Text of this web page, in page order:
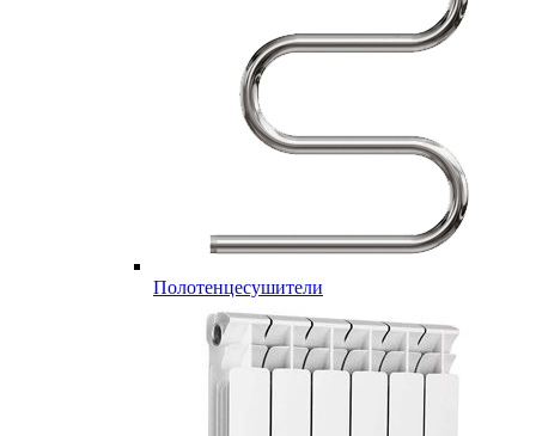
Полотенцесушители